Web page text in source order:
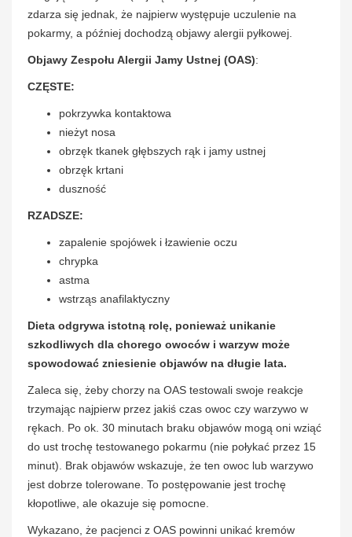
zdarza się jednak, że najpierw występuje uczulenie na
pokarmy, a później dochodzą objawy alergii pyłkowej.
Objawy Zespołu Alergii Jamy Ustnej (OAS):
CZĘSTE:
pokrzywka kontaktowa
nieżyt nosa
obrzęk tkanek głębszych rąk i jamy ustnej
obrzęk krtani
duszność
RZADSZE:
zapalenie spojówek i łzawienie oczu
chrypka
astma
wstrząs anafilaktyczny
Dieta odgrywa istotną rolę, ponieważ unikanie
szkodliwych dla chorego owoców i warzyw może
spowodować zniesienie objawów na długie lata.
Zaleca się, żeby chorzy na OAS testowali swoje reakcje
trzymając najpierw przez jakiś czas owoc czy warzywo w
rękach. Po ok. 30 minutach braku objawów mogą oni wziąć
do ust trochę testowanego pokarmu (nie połykać przez 15
minut). Brak objawów wskazuje, że ten owoc lub warzywo
jest dobrze tolerowane. To postępowanie jest trochę
kłopotliwe, ale okazuje się pomocne.
Wykazano, że pacjenci z OAS powinni unikać kremów